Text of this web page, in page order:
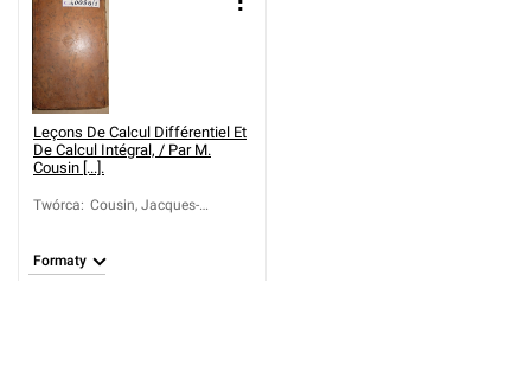
Leçons De Calcul Différentiel Et
De Calcul Intégral, / Par M.
Cousin [...].
Twórca: Cousin, Jacques-
Formaty